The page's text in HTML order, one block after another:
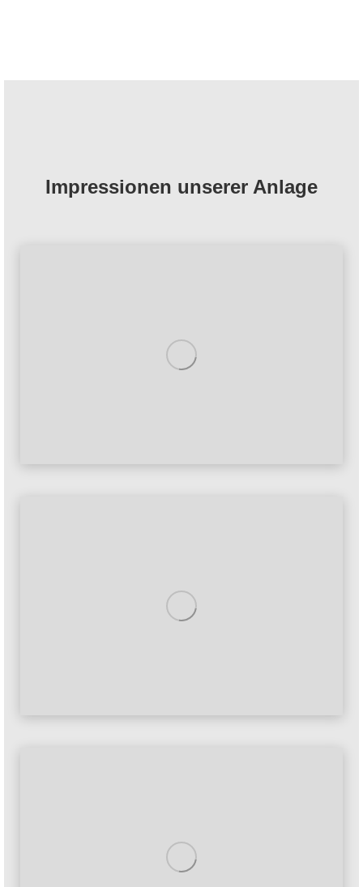
Impressionen unserer Anlage